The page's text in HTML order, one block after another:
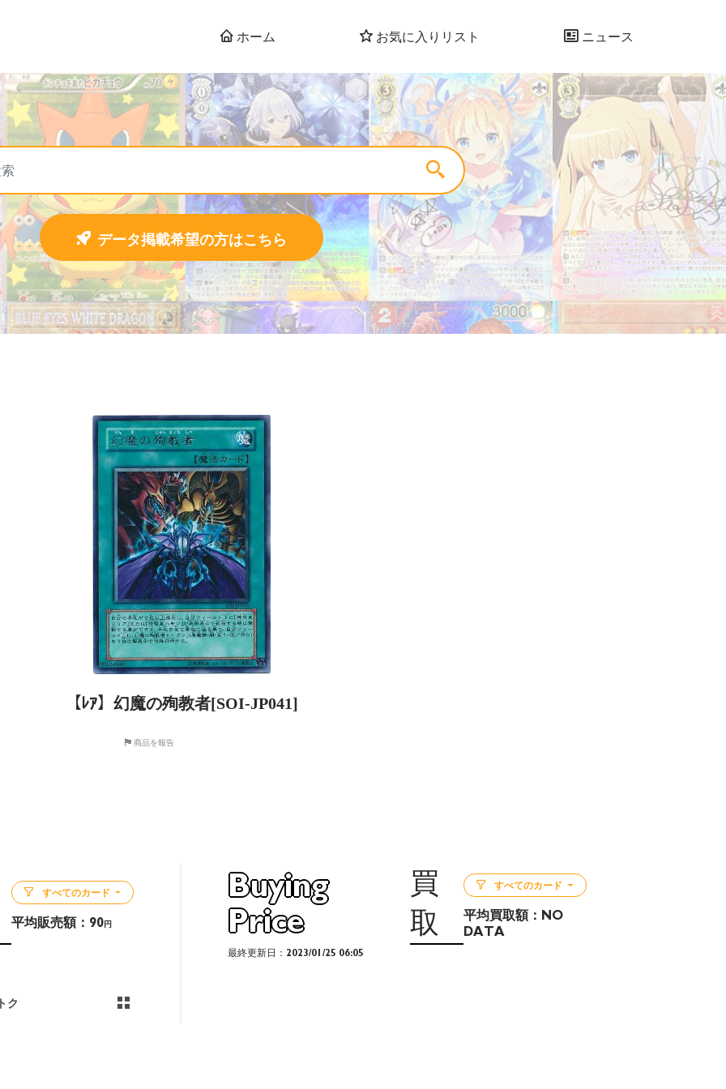
ホーム お気に入りリスト ニュース
データ掲載希望の方はこちら
【ﾚｱ】幻魔の殉教者[SOI-JP041]
商品を報告
すべてのカード
平均販売額： 90円
ク
Buying
Price
買
取
最終更新日：2023/01/25 06:05
すべてのカード
平均買取額： NO
DATA